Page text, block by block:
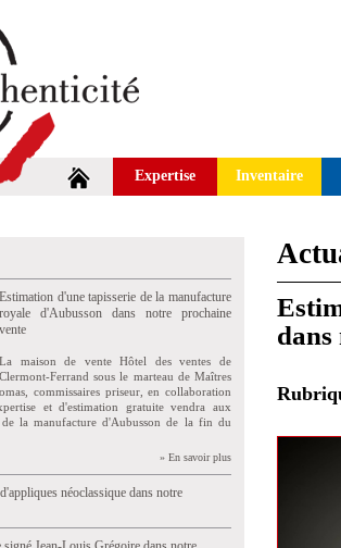
Expertise Inventaire
Estimation d'une tapisserie de la manufacture
royale d'Aubusson dans notre prochaine
vente
La maison de vente Hôtel des ventes de
Clermont-Ferrand sous le marteau de Maîtres
commissaires priseur, en collaboration
et d'estimation gratuite vendra aux
de la manufacture d'Aubusson de la fin du
» En savoir plus
néoclassique dans notre
dans